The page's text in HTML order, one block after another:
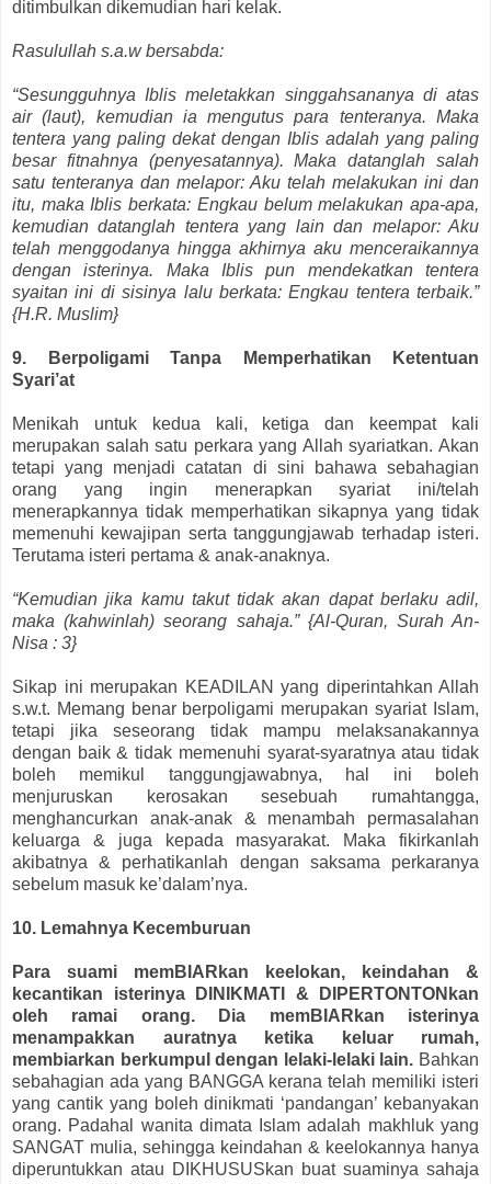
ditimbulkan dikemudian hari kelak.
Rasulullah s.a.w bersabda:
“Sesungguhnya Iblis meletakkan singgahsananya di atas
air (laut), kemudian ia mengutus para tenteranya. Maka
tentera yang paling dekat dengan Iblis adalah yang paling
besar fitnahnya (penyesatannya). Maka datanglah salah
satu tenteranya dan melapor: Aku telah melakukan ini dan
itu, maka Iblis berkata: Engkau belum melakukan apa-apa,
kemudian datanglah tentera yang lain dan melapor: Aku
telah menggodanya hingga akhirnya aku menceraikannya
dengan isterinya. Maka Iblis pun mendekatkan tentera
syaitan ini di sisinya lalu berkata: Engkau tentera terbaik.”
{H.R. Muslim}
9. Berpoligami Tanpa Memperhatikan Ketentuan
Syari’at
Menikah untuk kedua kali, ketiga dan keempat kali
merupakan salah satu perkara yang Allah syariatkan. Akan
tetapi yang menjadi catatan di sini bahawa sebahagian
orang yang ingin menerapkan syariat ini/telah
menerapkannya tidak memperhatikan sikapnya yang tidak
memenuhi kewajipan serta tanggungjawab terhadap isteri.
Terutama isteri pertama & anak-anaknya.
“Kemudian jika kamu takut tidak akan dapat berlaku adil,
maka (kahwinlah) seorang sahaja.” {Al-Quran, Surah An-
Nisa : 3}
Sikap ini merupakan KEADILAN yang diperintahkan Allah
s.w.t. Memang benar berpoligami merupakan syariat Islam,
tetapi jika seseorang tidak mampu melaksanakannya
dengan baik & tidak memenuhi syarat-syaratnya atau tidak
boleh memikul tanggungjawabnya, hal ini boleh
menjuruskan kerosakan sesebuah rumahtangga,
menghancurkan anak-anak & menambah permasalahan
keluarga & juga kepada masyarakat. Maka fikirkanlah
akibatnya & perhatikanlah dengan saksama perkaranya
sebelum masuk ke’dalam’nya.
10. Lemahnya Kecemburuan
Para suami memBIARkan keelokan, keindahan &
kecantikan isterinya DINIKMATI & DIPERTONTONkan
oleh ramai orang. Dia memBIARkan isterinya
menampakkan auratnya ketika keluar rumah,
membiarkan berkumpul dengan lelaki-lelaki lain. Bahkan
sebahagian ada yang BANGGA kerana telah memiliki isteri
yang cantik yang boleh dinikmati ‘pandangan’ kebanyakan
orang. Padahal wanita dimata Islam adalah makhluk yang
SANGAT mulia, sehingga keindahan & keelokannya hanya
diperuntukkan atau DIKHUSUSkan buat suaminya sahaja